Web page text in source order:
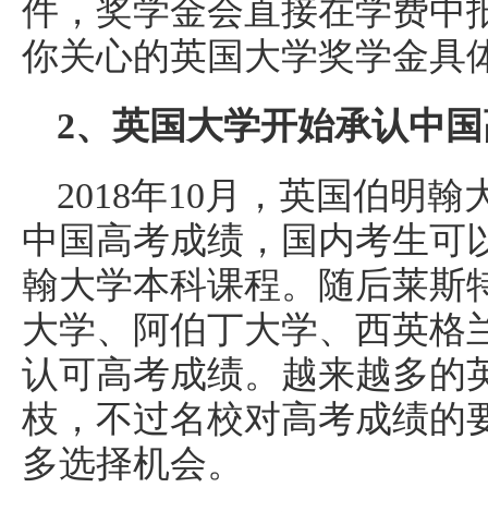
件，奖学金会直接在学费中
你关心的英国大学奖学金具
2、英国大学开始承认中
2018年10月，英国伯明翰
中国高考成绩，国内考生可
翰大学本科课程。随后莱斯
大学、阿伯丁大学、西英格
认可高考成绩。越来越多的
枝，不过名校对高考成绩的
多选择机会。